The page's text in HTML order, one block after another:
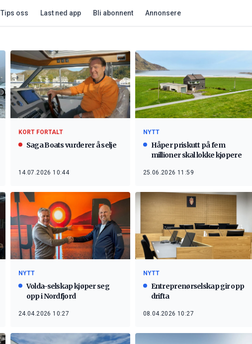
Tips oss Last ned app Bli abonnent Annonsere
KORT FORTALT
Saga Boats vurderer å selje
14.07.2026 10:44
NYTT
Håper priskutt på fem
millioner skal lokke kjøpere
25.06.2026 11:59
NYTT
Volda-selskap kjøper seg
opp i Nordfjord
24.04.2026 10:27
NYTT
Entreprenørselskap gir opp
drifta
08.04.2026 10:27